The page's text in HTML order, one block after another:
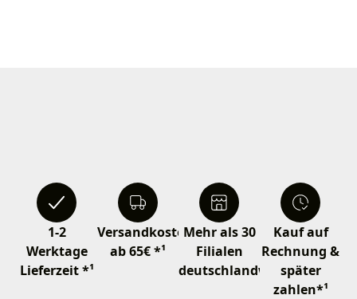
1-2
Werktage
Lieferzeit *¹
Versandkostenfrei
ab 65€ *¹
Mehr als 30
Filialen
deutschlandweit
Kauf auf
Rechnung &
später
zahlen*¹